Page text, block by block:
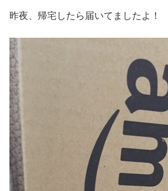
昨夜、帰宅したら届いてましたよ！